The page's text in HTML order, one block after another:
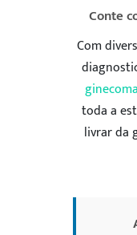
Conte
Com
toda a
livrar da 5